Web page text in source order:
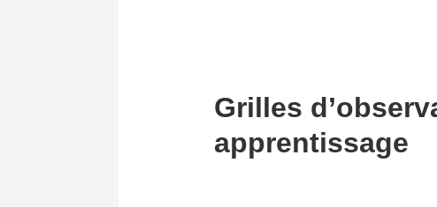
Grilles
apprentissage